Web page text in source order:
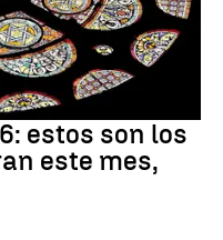
estos son los
este mes,